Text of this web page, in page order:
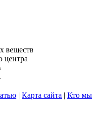
веществ
центра
| Карта сайта | Кто мы